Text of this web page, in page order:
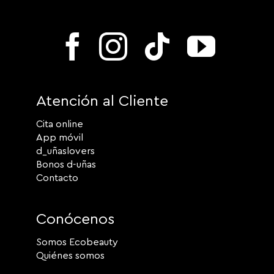
Atención al Cliente
Cita online
App móvil
d_uñaslovers
Bonos d-uñas
Contacto
Conócenos
Somos Ecobeauty
Quiénes somos